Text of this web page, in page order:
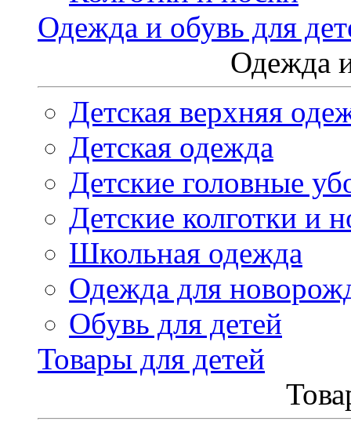
Одежда и обувь для
Одежда
Детская верхняя
Детская одежда
Детские головные
Детские колготки и
Школьная одежда
Одежда для
Обувь для детей
Товары для детей